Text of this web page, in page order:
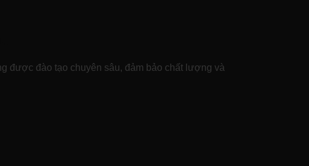
được đào tạo chuyên sâu, đảm bảo chất lượng và